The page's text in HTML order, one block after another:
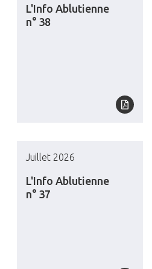
L'Info Ablutienne
n° 38
Juillet 2026
L'Info Ablutienne
n° 37